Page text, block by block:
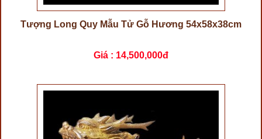
Tượng Long Quy Mẫu Tử Gỗ Hương 54x58x38cm
Giá : 14,500,000đ